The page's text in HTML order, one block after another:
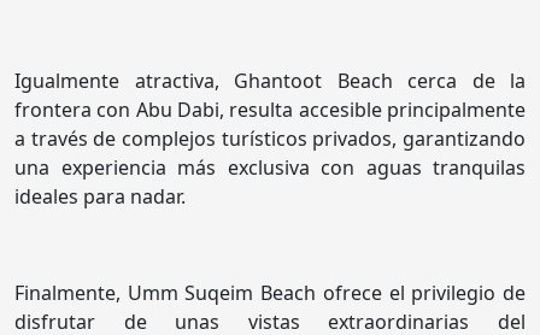
Igualmente atractiva, Ghantoot Beach cerca de la
frontera con Abu Dabi, resulta accesible principalmente
a través de complejos turísticos privados, garantizando
una experiencia más exclusiva con aguas tranquilas
ideales para nadar.
Finalmente, Umm Suqeim Beach ofrece el privilegio de
disfrutar de unas vistas extraordinarias del